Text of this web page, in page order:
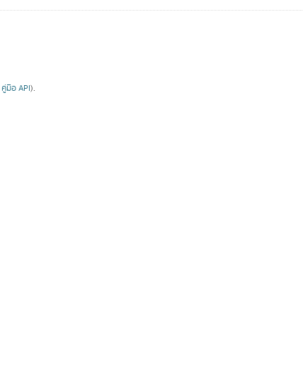
คู่มือ API).